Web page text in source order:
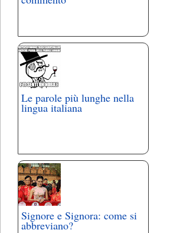
Le parole più lunghe nella
lingua italiana
Signore e Signora: come si
abbreviano?